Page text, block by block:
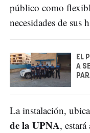
público como
necesidades de sus
EL
A
La instalación,
de la UPNA,